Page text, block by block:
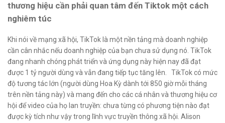
thương hiệu cần phải quan tâm đến Tiktok một cách
nghiêm túc
Khi nói về mạng xã hội, TikTok là một nền tảng mà doanh nghiệp
cần cân nhắc nếu doanh nghiệp của bạn chưa sử dụng nó. TikTok
đang nhanh chóng phát triển và ứng dụng này hiện nay đã đạt
được 1 tỷ người dùng và vẫn đang tiếp tục tăng lên. TikTok có mức
độ tương tác lớn (người dùng Hoa Kỳ dành tới 850 giờ mỗi tháng
trên nền tảng này) và mang đến cho các cá nhân và thương hiệu cơ
hội để video của họ lan truyền: chưa từng có phương tiện nào đạt
được kỳ tích như vậy trong lĩnh vực truyền thông xã hội. Alison